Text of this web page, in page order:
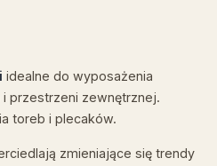
idealne do wyposażenia
przestrzeni zewnętrznej.
toreb i plecaków.
zmieniające się trendy